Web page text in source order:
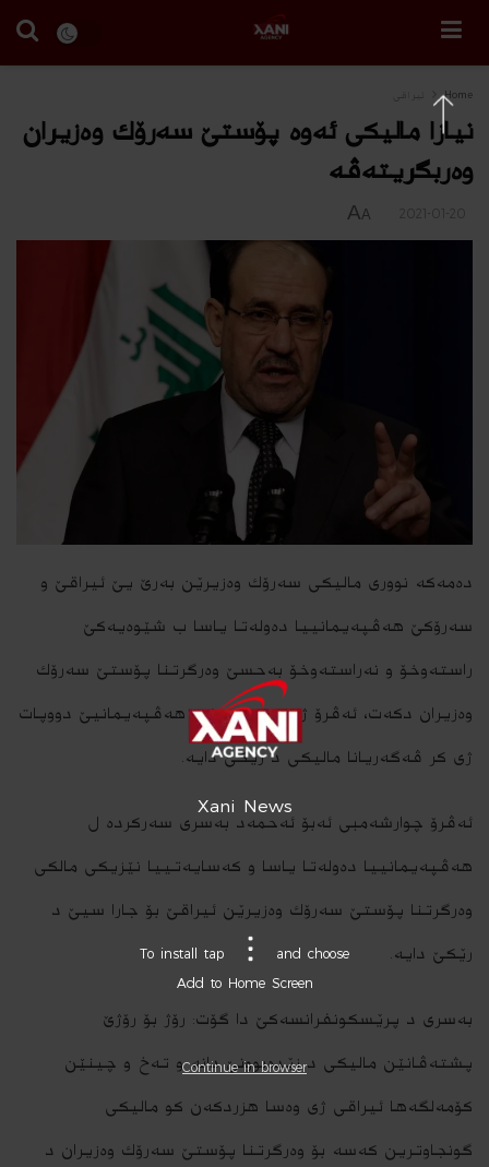
Home ئیراقی
نیازا مالیكى ئه‌وه‌ پۆستێ سه‌رۆك وه‌زیران
وه‌ربگریته‌ڤه‌
A
A
ده‌مه‌كه‌ نوورى مالیكى سه‌رۆك وه‌زیرێن به‌رێ یێ ئیراقێ و
سه‌رۆكێ هه‌ڤپه‌یمانییا ده‌وله‌تا یاسا ب شێوه‌یه‌كێ
راسته‌وخۆ و نه‌راسته‌وخۆ به‌حسێ وه‌رگرتنا پۆستێ سه‌رۆك
وه‌زیران دكه‌ت، ئه‌ڤرۆ ژى سه‌ركرده‌كێ هه‌ڤپه‌یمانیێ دووپات
ژى كر ڤه‌گه‌ریانا مالیكى د رێكێ دایه‌.
ئه‌ڤرۆ چوارشه‌مبى ئه‌بۆ ئه‌حمه‌د به‌سرى سه‌ركرده‌ ل
هه‌ڤپه‌یمانییا ده‌وله‌تا یاسا و كه‌سایه‌تییا نێزیكى مالكى
وه‌رگرتنا پۆستێ سه‌رۆك وه‌زیرێن ئیراقێ بۆ جارا سیێ د
رێكێ دایه‌.
به‌سرى د پرێسكونفرانسه‌كێ دا گۆت: رۆژ بۆ رۆژێ
پشته‌ڤانێن مالیكى د زێده‌بوونێ دانه‌ و ته‌خ و چینێن
كۆمه‌لگه‌ها ئیراقى ژى وه‌سا هزردكه‌ن كو مالیكى
گونجاوترین كه‌سه‌ بۆ وه‌رگرتنا پۆستێ سه‌رۆك وه‌زیران د
Xani News
To install tap
and choose
Add to Home Screen
Continue in browser